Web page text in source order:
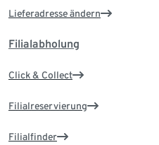
Lieferadresse ändern
Filialabholung
Click & Collect
Filialreservierung
Filialfinder